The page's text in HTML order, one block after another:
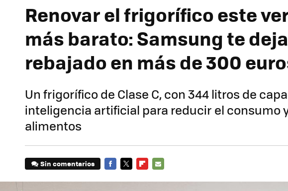
Renovar el frigorífico este
más barato: Samsung te
rebajado en más de 300
Un frigorífico de Clase C, con 344 litros de
inteligencia artificial para reducir el consumo
alimentos
Sin comentarios